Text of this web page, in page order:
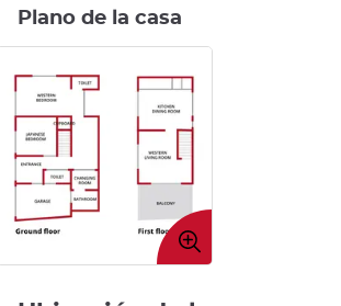
Plano de la casa
Expandir
imagen